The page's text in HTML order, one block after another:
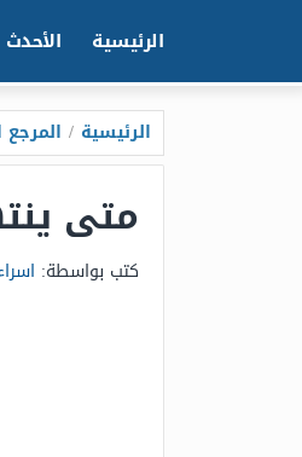
الرئيسية الأحدث
الرئيسية / المرجع
متى
كتب بواسطة: